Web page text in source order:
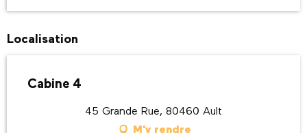
Localisation
Cabine 4
45 Grande Rue, 80460 Ault
M'y rendre